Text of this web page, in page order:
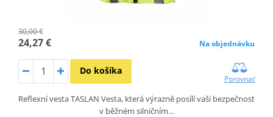
30,00 €
24,27 € Na objednávku
Do košíka
Porovnať
Reflexní vesta TASLAN Vesta, která výrazně posílí vaši bezpečnost
v běžném silničním…